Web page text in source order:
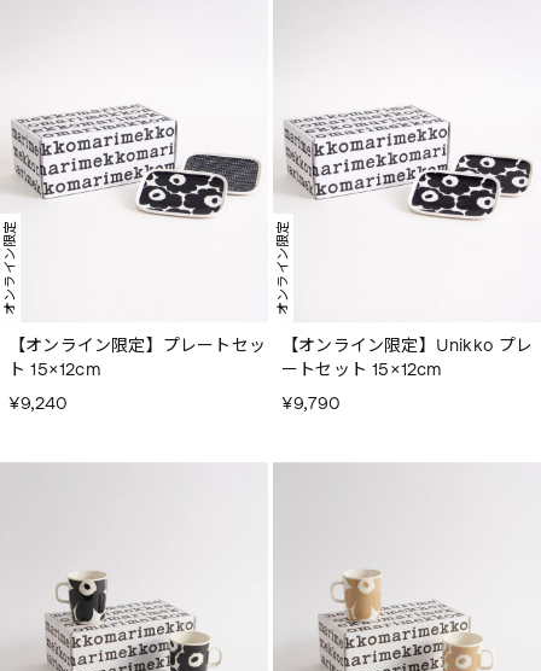
オンライン限定
【オンライン限定】プレートセッ
ト 15×12cm
¥9,240
オンライン限定
【オンライン限定】Unikko プレ
ートセット 15×12cm
¥9,790